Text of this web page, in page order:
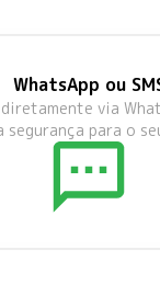
WhatsApp ou
via
segurança para o